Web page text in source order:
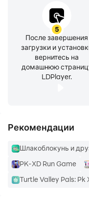
5
После завершения
загрузки и
вернитесь на
домашнюю
LDPlayer.
Рекомендации
Шлакоблокунь и
PK-XD Run Game
Turtle Valley Pals: Pk